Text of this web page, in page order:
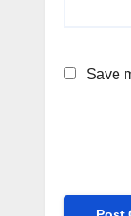
Save